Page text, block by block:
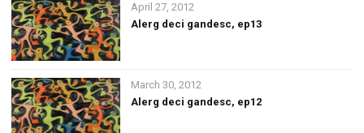
April 27, 2012
Alerg deci gandesc, ep13
March 30, 2012
Alerg deci gandesc, ep12